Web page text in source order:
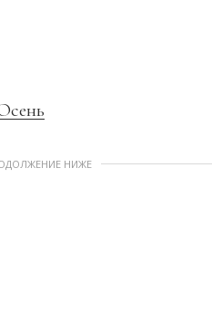
Осень
НИЖЕ